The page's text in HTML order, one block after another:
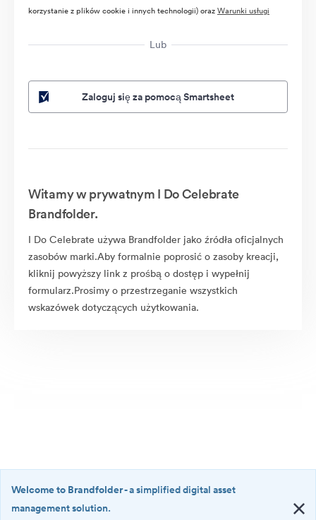
korzystanie z plików cookie i innych technologii) orazWarunki usługi
Lub
Zaloguj się za pomocą Smartsheet
Witamy w prywatnym I Do Celebrate
Brandfolder.
I Do Celebrate używa Brandfolder jako źródła oficjalnych
zasobów marki.Aby formalnie poprosić o zasoby kreacji,
kliknij powyższy link z prośbą o dostęp i wypełnij
formularz.Prosimy o przestrzeganie wszystkich
wskazówek dotyczących użytkowania.
Welcome to Brandfolder- a simplified digital asset
management solution.